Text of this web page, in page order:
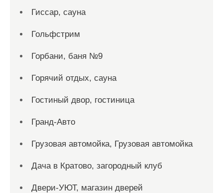
Гиссар, сауна
Гольфстрим
Горбани, баня №9
Горячий отдых, сауна
Гостиный двор, гостиница
Гранд-Авто
Грузовая автомойка, Грузовая автомойка
Дача в Кратово, загородный клуб
Двери-УЮТ, магазин дверей